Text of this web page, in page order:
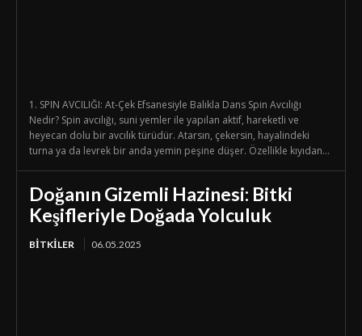
1. SPIN AVCILIĞI: At-Çek Efsanesiyle Balıkla Dans Spin Avcılığı
Nedir? Spin avcılığı, suni yemler ile yapılan aktif, hareketli ve
heyecan dolu bir avcılık türüdür. Atarsın, çekersin, hayalindeki
turna ya da levrek bir anda yemin peşine düşer. Özellikle kıyıdan...
Doğanın Gizemli Hazinesi: Bitki
Keşifleriyle Doğada Yolculuk
BİTKİLER 06.05.2025